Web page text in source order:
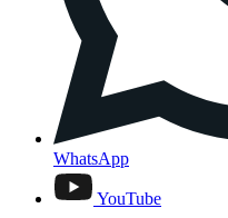
WhatsApp
YouTube